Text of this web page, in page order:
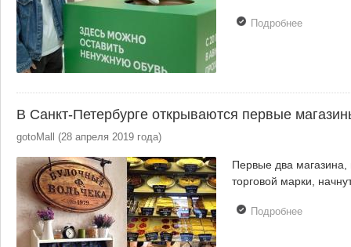
Подробнеео В
обувь на
В Санкт-Петербурге открываются первые
gotoMall (28 апреля 2019 года)
Первые два
торговой марки,
Подробнеео В Санкт-